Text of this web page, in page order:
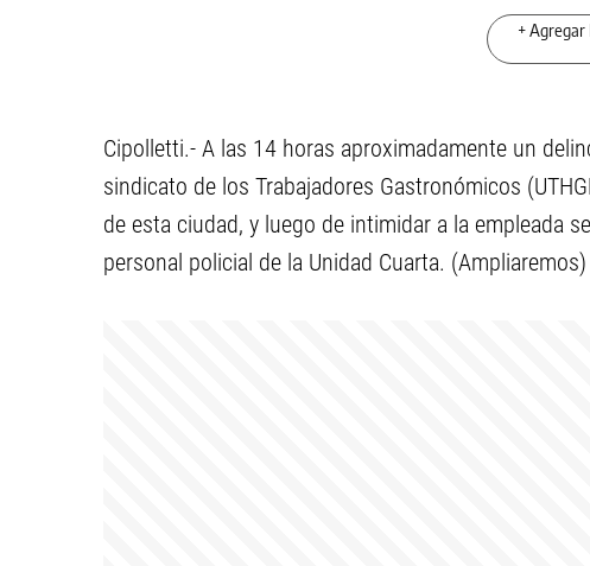
+
Cipolletti.- A las 14 horas aproximadamente un
sindicato de los Trabajadores Gastronómicos
de esta ciudad, y luego de intimidar a la empleada
personal policial de la Unidad Cuarta. (Ampliaremos)